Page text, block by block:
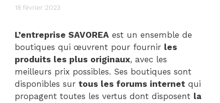
18 février 2023
L’entreprise SAVOREA est un ensemble de
boutiques qui œuvrent pour fournir les
produits les plus originaux, avec les
meilleurs prix possibles. Ses boutiques sont
disponibles sur tous les forums internet qui
propagent toutes les vertus dont disposent la